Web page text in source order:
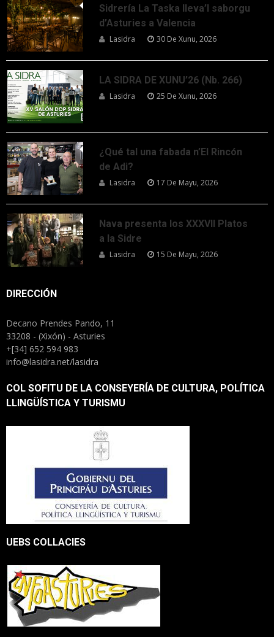
Sidrería La Taska lleva’l saborgu
d’Asturies a Valencia
Lasidra 30 De Xunu, 2026
LA SIDRA DE XUNU’26 (Nb. 266)
Lasidra 25 De Xunu, 2026
¿Qué tal una fabada n’El Rincón
de Adi?
Lasidra 17 De Mayu, 2026
Nava presenta los XXXVII Platos
a la Sidre
Lasidra 15 De Mayu, 2026
DIRECCIÓN
Decano Prendes Pando, 11
33208 - (Xixón) - Asturies
+[34] 652 594 983
info@lasidra.net/lasidra
COL SOFITU DE LA CONSEYERÍA DE CULTURA, POLÍTICA
LLINGÜÍSTICA Y TURISMU
UEBS COLLACIES